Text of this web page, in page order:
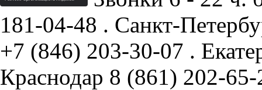
181-04-48 . Санкт-
+7 (846) 203-30-07 .
Краснодар 8 (861) 202-